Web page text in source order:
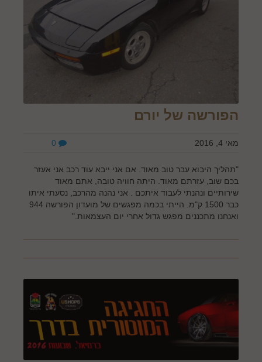
הפורשה של יורם
מאי 4, 2016
"תהליך היבוא עבר טוב מאוד. אם אני ייבא עוד רכב אני אעזר
בכם שוב, עזרתם מאוד. היתה חוויה טובה, אתם מאוד
שירותיים ונהנתי לעבוד איתכם . אני נהנה מהרכב, נסעתי איתו
כבר 1500 ק"מ. הייתי בכמה מפגשים של מועדון הפורשה 944
ואנחנו מתכננים מפגש גדול אחרי יום העצמאות."